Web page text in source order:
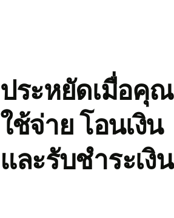
ประหยัดเมื่อคุณ
ใช้จ่าย โอนเงิน
และรับชำระเงิน